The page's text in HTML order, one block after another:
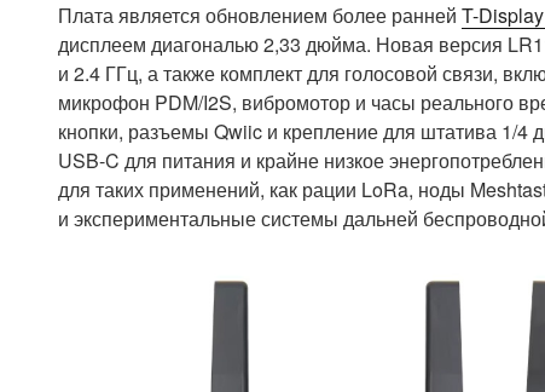
Плата является обновлением более ранней T-
дисплеем диагональю 2,33 дюйма. Новая версия
и 2.4 ГГц, а также комплект для голосовой связи,
микрофон PDM/I2S, вибромотор и часы реального
кнопки, разъемы Qwiic и крепление для штатива 1/4
USB-C для питания и крайне низкое
для таких применений, как рации LoRa, ноды
и экспериментальные системы дальней